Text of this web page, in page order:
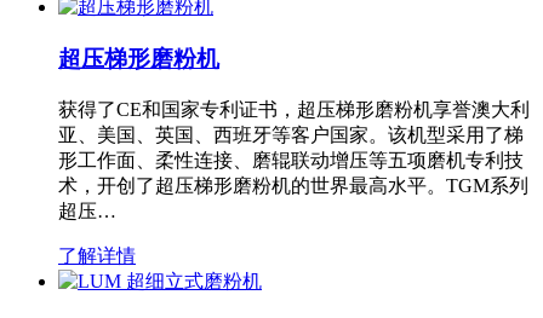
超压梯形磨粉机
获得了CE和国家专利证书，超压梯形磨粉机享誉澳大利
亚、美国、英国、西班牙等客户国家。该机型采用了梯
形工作面、柔性连接、磨辊联动增压等五项磨机专利技
术，开创了超压梯形磨粉机的世界最高水平。TGM系列
超压…
了解详情